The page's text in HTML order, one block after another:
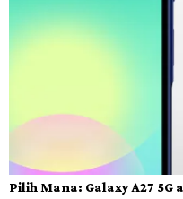
Pilih Mana: Galaxy A27 5G